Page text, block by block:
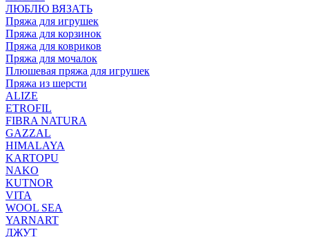
ЛЮБЛЮ ВЯЗАТЬ
Пряжа для игрушек
Пряжа для корзинок
Пряжа для ковриков
Пряжа для мочалок
Плюшевая пряжа для игрушек
Пряжа из шерсти
ALIZE
ETROFIL
FIBRA NATURA
GAZZAL
HIMALAYA
KARTOPU
NAKO
KUTNOR
VITA
WOOL SEA
YARNART
ДЖУТ